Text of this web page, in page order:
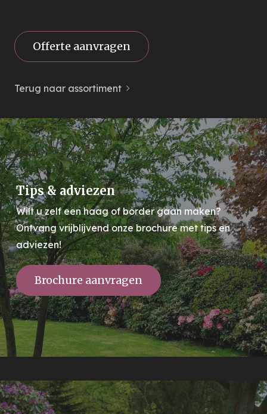
Offerte aanvragen
Terug naar assortiment
Tips & adviezen
Wilt u zelf een haag of border gaan maken?
Ontvang vrijblijvend onze brochure met tips en
adviezen!
Brochure aanvragen